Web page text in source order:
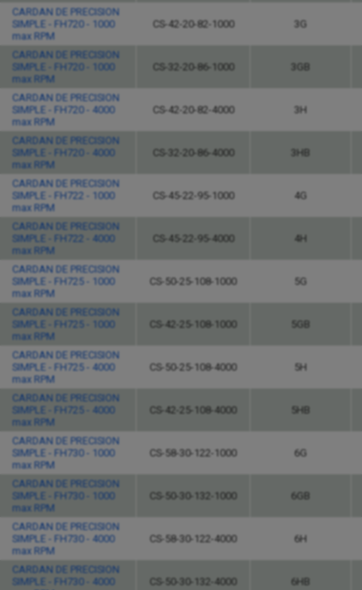
CARDAN DE PRECISION
SIMPLE - FH720 - 1000
max RPM
CS-42-20-82-1000 3G
CARDAN DE PRECISION
SIMPLE - FH720 - 1000
max RPM
CS-32-20-86-1000 3GB
CARDAN DE PRECISION
SIMPLE - FH720 - 4000
max RPM
CS-42-20-82-4000 3H
CARDAN DE PRECISION
SIMPLE - FH720 - 4000
max RPM
CS-32-20-86-4000 3HB
CARDAN DE PRECISION
SIMPLE - FH722 - 1000
max RPM
CS-45-22-95-1000 4G
CARDAN DE PRECISION
SIMPLE - FH722 - 4000
max RPM
CS-45-22-95-4000 4H
CARDAN DE PRECISION
SIMPLE - FH725 - 1000
max RPM
CS-50-25-108-1000 5G
CARDAN DE PRECISION
SIMPLE - FH725 - 1000
max RPM
CS-42-25-108-1000 5GB
CARDAN DE PRECISION
SIMPLE - FH725 - 4000
max RPM
CS-50-25-108-4000 5H
CARDAN DE PRECISION
SIMPLE - FH725 - 4000
max RPM
CS-42-25-108-4000 5HB
CARDAN DE PRECISION
SIMPLE - FH730 - 1000
max RPM
CS-58-30-122-1000 6G
CARDAN DE PRECISION
SIMPLE - FH730 - 1000
max RPM
CS-50-30-132-1000 6GB
CARDAN DE PRECISION
SIMPLE - FH730 - 4000
max RPM
CS-58-30-122-4000 6H
CARDAN DE PRECISION
SIMPLE - FH730 - 4000
CS-50-30-132-4000 6HB